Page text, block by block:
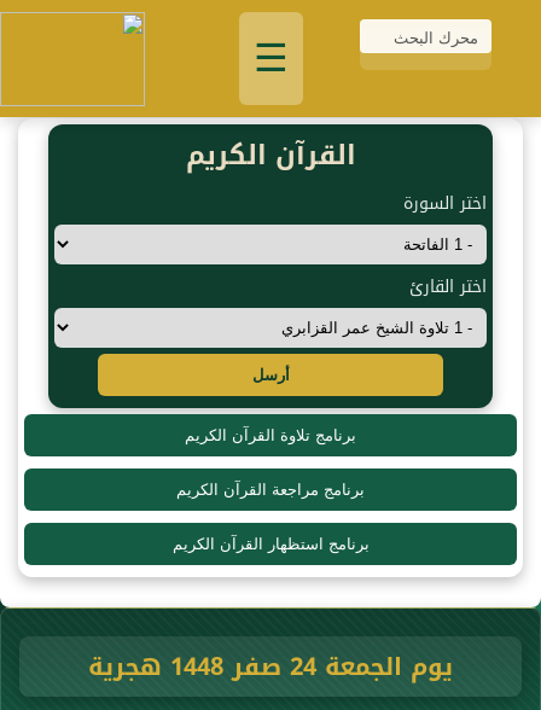
☰
القرآن الكريم
اختر السورة
اختر القارئ
أرسل
برنامج تلاوة القرآن الكريم
برنامج مراجعة القرآن الكريم
برنامج استظهار القرآن الكريم
يوم الجمعة 24 صفر 1448 هجرية